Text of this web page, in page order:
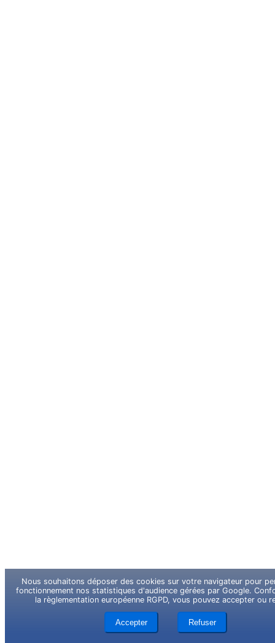
Nous souhaitons déposer des cookies sur votre navigateur pour
fonctionnement nos statistiques d'audience gérées par Google.
la règlementation européenne RGPD, vous pouvez accepter ou
Accepter Refuser